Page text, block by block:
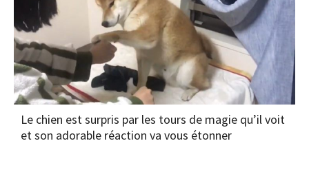
Le chien est surpris par les tours de magie qu’il voit
et son adorable réaction va vous étonner